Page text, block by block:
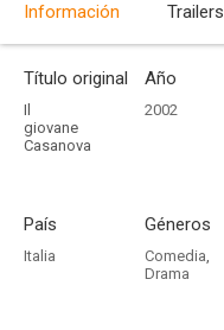
Información Trailers
Título original
Il
giovane
Casanova
Año
2002
País
Italia
Géneros
Comedia,
Drama